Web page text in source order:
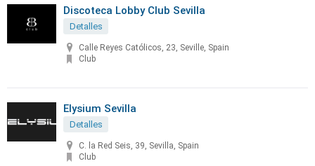
Discoteca Lobby Club Sevilla
Detalles
Calle Reyes Católicos, 23, Seville, Spain
Club
Elysium Sevilla
Detalles
C. la Red Seis, 39, Sevilla, Spain
Club